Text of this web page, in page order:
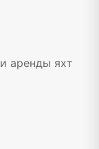
аренды яхт